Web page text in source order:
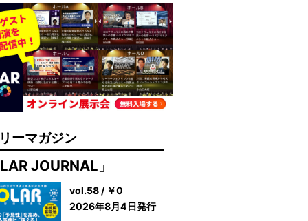
ーマガジン
JOURNAL」
vol.58 / ￥0
2026年8月4日発行